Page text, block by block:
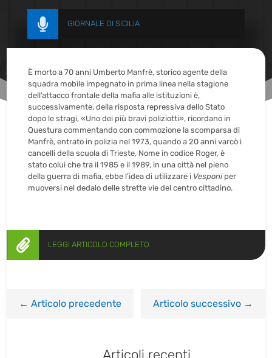
 GIORNALE DI SICILIA
È morto a 70 anni Umberto Manfrè, storico agente della
squadra mobile impegnato in prima linea nella stagione
dell’attacco frontale della mafia alle istituzioni è,
successivamente, della risposta repressiva dello Stato
dopo le stragi, «Uno dei più bravi poliziotti», ricordano in
Questura commentando con commozione la scomparsa di
Manfrè, entrato in polizia nel 1973, quando a 20 anni varcò i
cancelli della scuola di Trieste, Nome in codice Roger, è
stato colui che tra il 1985 e il 1989, in una città nel pieno
della guerra di mafia, ebbe l’idea di utilizzare i Vesponiper
muoversi nel dedalo delle strette vie del centro cittadino.
 LEGGI ARTICOLO COMPLETO
←Articolo precedente Articolo successivo→
Articoli recenti